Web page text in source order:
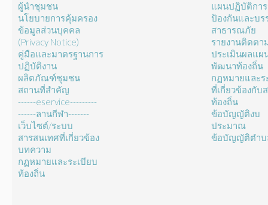
ผู้นำชุมชน
นโยบายการคุ้มครอง
ข้อมูลส่วนบุคคล
(Privacy Notice)
คู่มือและมาตรฐานการ
ปฏิบัติงาน
ผลิตภัณฑ์ชุมชน
สถานที่สำคัญ
------eservice---------
------ลานกีฬา-------
เว็บไซต์/ระบบ
สารสนเทศที่เกี่ยวข้อง
บทความ
กฏหมายและระเบียบ
ท้องถิ่น
แผนปฏิบัติการ
ป้องกันและบร
สาธารณภัย
รายงานติดตา
ประเมินผลแผ
พัฒนาท้องถิ่น
กฏหมายและร
ที่เกี่ยวข้องกับ
ท้องถิ่น
ข้อบัญญัติงบ
ประมาณ
ข้อบัญญัติตำบ